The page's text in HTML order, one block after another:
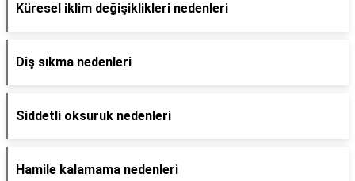
Küresel iklim değişiklikleri nedenleri
Diş sıkma nedenleri
Siddetli oksuruk nedenleri
Hamile kalamama nedenleri